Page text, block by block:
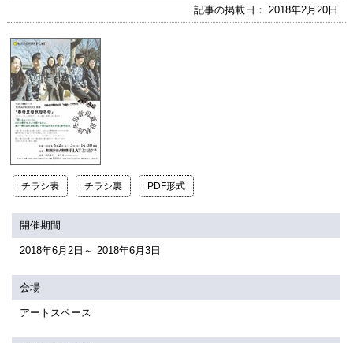
アクセシビリティ/
サービス
会員制度のご案内
座席表
プラットニュース
記事の掲載日： 2018年2月20日
チラシ表 チラシ裏 PDF形式
開催期間
2018年6月2日～ 2018年6月3日
会場
アートスペース
イベント
プラットについて
チケット・座席表・鑑賞サポートなど
施設の利用について